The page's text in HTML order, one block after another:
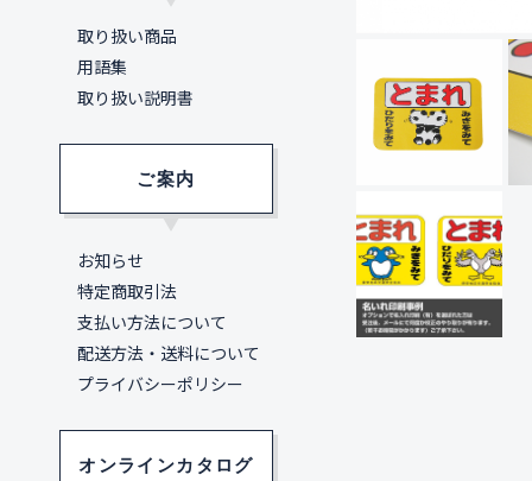
取り扱い商品
用語集
取り扱い説明書
ご案内
お知らせ
特定商取引法
支払い方法について
配送方法・送料について
プライバシーポリシー
オンラインカタログ